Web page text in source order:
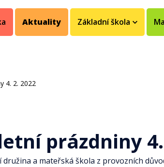
Aktuality Základní škola
4. 2. 2022
prázdniny
družina a mateřská škola z provozních